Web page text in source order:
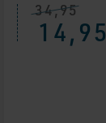
34,95
14,95